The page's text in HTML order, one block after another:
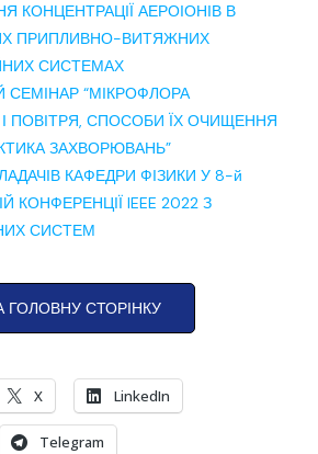
КОНЦЕНТРАЦІЇ АЕРОІОНІВ В
ПРИПЛИВНО-ВИТЯЖНИХ
СИСТЕМАХ
СЕМІНАР “МІКРОФЛОРА
ПОВІТРЯ, СПОСОБИ ЇХ ОЧИЩЕННЯ
ЗАХВОРЮВАНЬ”
КАФЕДРИ ФІЗИКИ У 8-й
КОНФЕРЕНЦІЇ IEEE 2022 З
СИСТЕМ
ГОЛОВНУ СТОРІНКУ
X LinkedIn
Telegram